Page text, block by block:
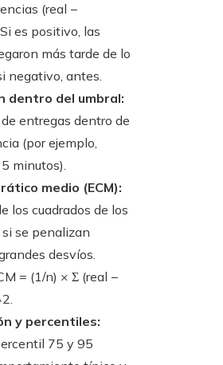
(real −
es positivo, las
más tarde de lo
negativo, antes.
dentro del umbral:
entregas dentro de
(por ejemplo,
minutos).
medio (ECM):
los cuadrados de los
si se penalizan
desvíos.
= (1/n) × Σ (real −
y percentiles:
75 y 95